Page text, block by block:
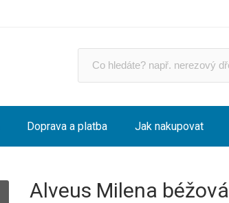
Doprava a platba Jak nakupovat
Alveus Milena béžová